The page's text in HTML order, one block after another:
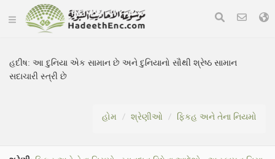
હદીષ:આ દુનિયા એક સામાન છે અને દુનિયાનો સૌથી શ્રેષ્ઠ સામાન
સદાચારી સ્ત્રી છે
હોમ શ્રેણીઓ ફિકહ અને તેના નિયમો